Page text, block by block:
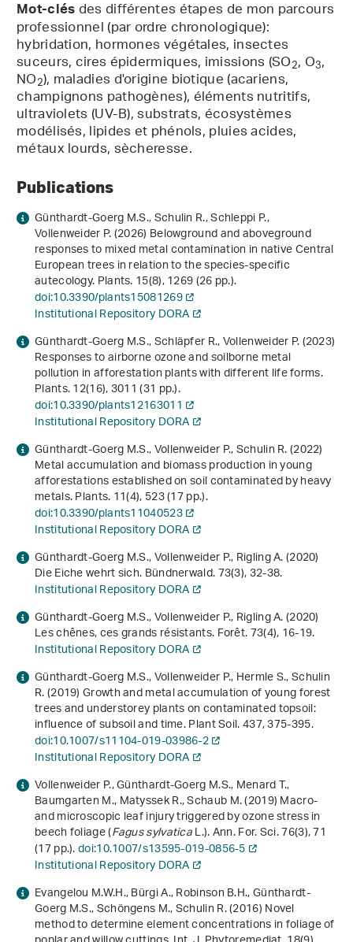
Mot-clésdes différentes étapes de mon parcours
professionnel (par ordre chronologique):
hybridation, hormones végétales, insectes
suceurs, cires épidermiques, imissions (SO2, O3,
NO2), maladies d'origine biotique (acariens,
champignons pathogènes), éléments nutritifs,
ultraviolets (UV-B), substrats, écosystèmes
modélisés, lipides et phénols, pluies acides,
métaux lourds, sècheresse.
Publications
Günthardt-Goerg M.S., Schulin R., Schleppi P.,
Vollenweider P. (2026) Belowground and aboveground
responses to mixed metal contamination in native Central
European trees in relation to the species-specific
autecology. Plants.15(8), 1269 (26 pp.).
doi:10.3390/plants15081269
Institutional Repository DORA
Günthardt-Goerg M.S., Schläpfer R., Vollenweider P. (2023)
Responses to airborne ozone and soilborne metal
pollution in afforestation plants with different life forms.
Plants.12(16), 3011 (31 pp.).
doi:10.3390/plants12163011
Institutional Repository DORA
Günthardt-Goerg M.S., Vollenweider P., Schulin R. (2022)
Metal accumulation and biomass production in young
afforestations established on soil contaminated by heavy
metals. Plants.11(4), 523 (17 pp.).
doi:10.3390/plants11040523
Institutional Repository DORA
Günthardt-Goerg M.S., Vollenweider P., Rigling A. (2020)
Die Eiche wehrt sich. Bündnerwald.73(3), 32-38.
Institutional Repository DORA
Günthardt-Goerg M.S., Vollenweider P., Rigling A. (2020)
Les chênes, ces grands résistants. Forêt.73(4), 16-19.
Institutional Repository DORA
Günthardt-Goerg M.S., Vollenweider P., Hermle S., Schulin
R. (2019) Growth and metal accumulation of young forest
trees and understorey plants on contaminated topsoil:
influence of subsoil and time. Plant Soil.437, 375-395.
doi:10.1007/s11104-019-03986-2
Institutional Repository DORA
Vollenweider P., Günthardt-Goerg M.S., Menard T.,
Baumgarten M., Matyssek R., Schaub M. (2019) Macro-
and microscopic leaf injury triggered by ozone stress in
beech foliage (Fagus sylvaticaL.). Ann. For. Sci.76(3), 71
(17 pp.).doi:10.1007/s13595-019-0856-5
Institutional Repository DORA
Evangelou M.W.H., Bürgi A., Robinson B.H., Günthardt-
Goerg M.S., Schöngens M., Schulin R. (2016) Novel
method to determine element concentrations in foliage of